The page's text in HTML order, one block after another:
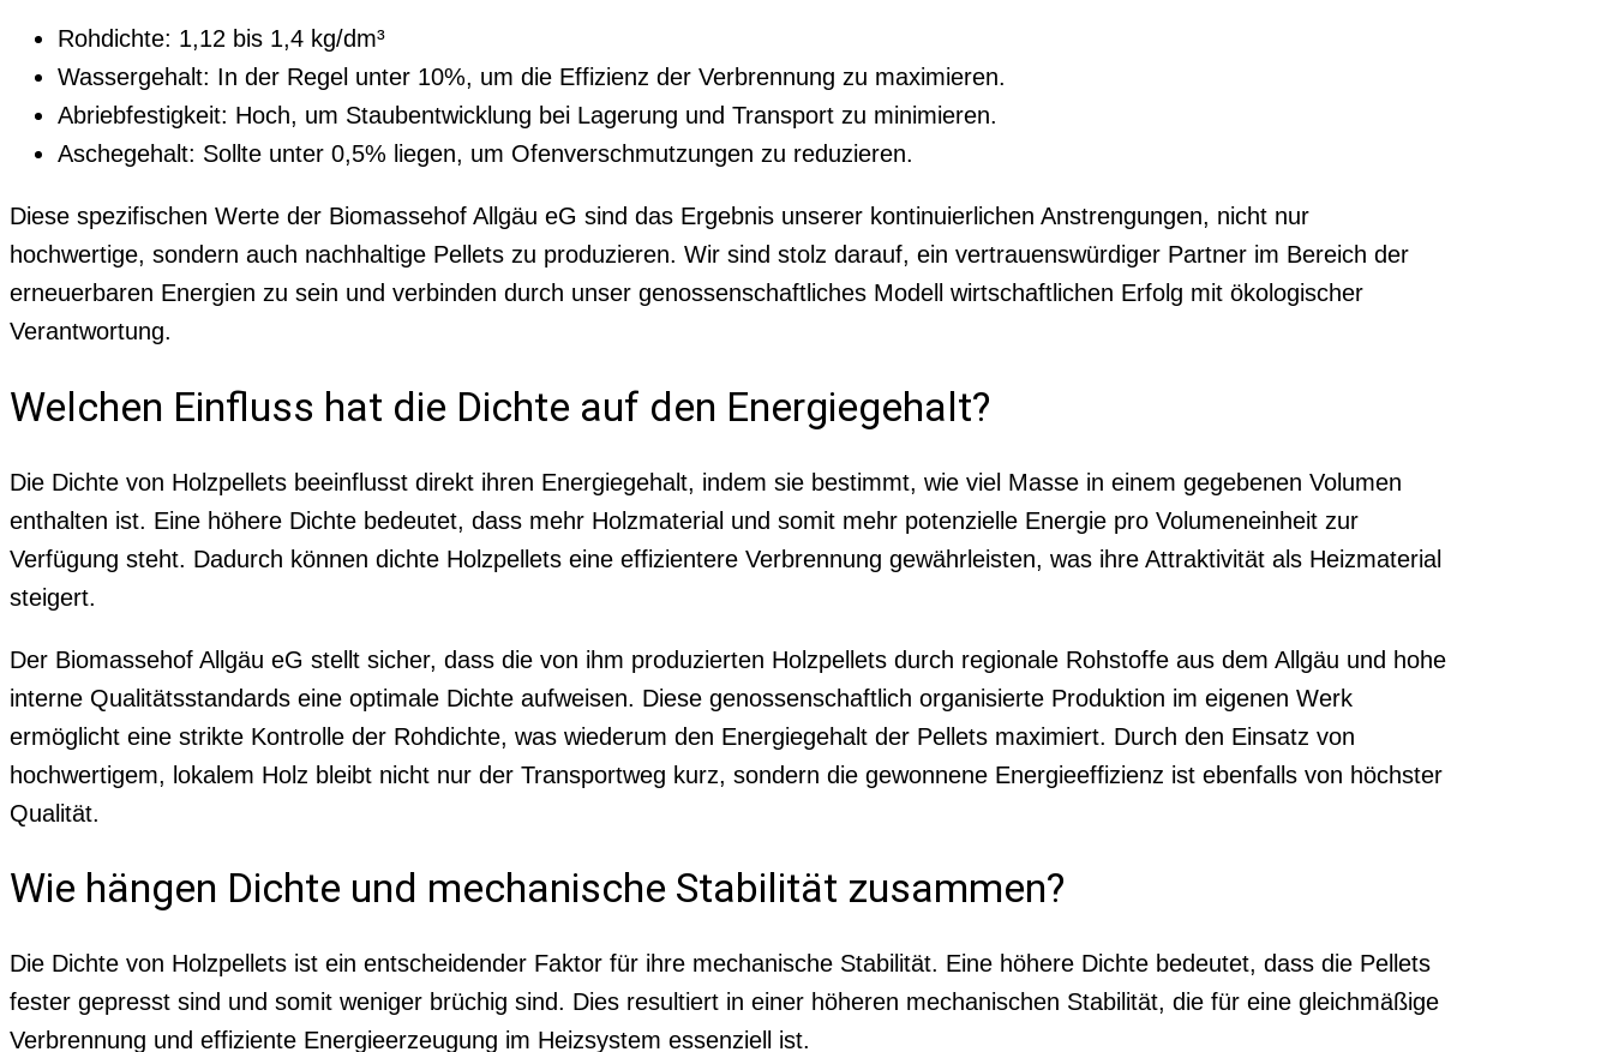
Rohdichte: 1,12 bis 1,4 kg/dm³
Wassergehalt: In der Regel unter 10%, um die Effizienz der Verbrennung zu maximieren.
Abriebfestigkeit: Hoch, um Staubentwicklung bei Lagerung und Transport zu minimieren.
Aschegehalt: Sollte unter 0,5% liegen, um Ofenverschmutzungen zu reduzieren.
Diese spezifischen Werte der Biomassehof Allgäu eG sind das Ergebnis unserer kontinuierlichen Anstrengungen, nicht nur
hochwertige, sondern auch nachhaltige Pellets zu produzieren. Wir sind stolz darauf, ein vertrauenswürdiger Partner im Bereich der
erneuerbaren Energien zu sein und verbinden durch unser genossenschaftliches Modell wirtschaftlichen Erfolg mit ökologischer
Verantwortung.
Welchen Einfluss hat die Dichte auf den Energiegehalt?
Die Dichte von Holzpellets beeinflusst direkt ihren Energiegehalt, indem sie bestimmt, wie viel Masse in einem gegebenen Volumen
enthalten ist. Eine höhere Dichte bedeutet, dass mehr Holzmaterial und somit mehr potenzielle Energie pro Volumeneinheit zur
Verfügung steht. Dadurch können dichte Holzpellets eine effizientere Verbrennung gewährleisten, was ihre Attraktivität als Heizmaterial
steigert.
Der Biomassehof Allgäu eG stellt sicher, dass die von ihm produzierten Holzpellets durch regionale Rohstoffe aus dem Allgäu und hohe
interne Qualitätsstandards eine optimale Dichte aufweisen. Diese genossenschaftlich organisierte Produktion im eigenen Werk
ermöglicht eine strikte Kontrolle der Rohdichte, was wiederum den Energiegehalt der Pellets maximiert. Durch den Einsatz von
hochwertigem, lokalem Holz bleibt nicht nur der Transportweg kurz, sondern die gewonnene Energieeffizienz ist ebenfalls von höchster
Qualität.
Wie hängen Dichte und mechanische Stabilität zusammen?
Die Dichte von Holzpellets ist ein entscheidender Faktor für ihre mechanische Stabilität. Eine höhere Dichte bedeutet, dass die Pellets
fester gepresst sind und somit weniger brüchig sind. Dies resultiert in einer höheren mechanischen Stabilität, die für eine gleichmäßige
Verbrennung und effiziente Energieerzeugung im Heizsystem essenziell ist.